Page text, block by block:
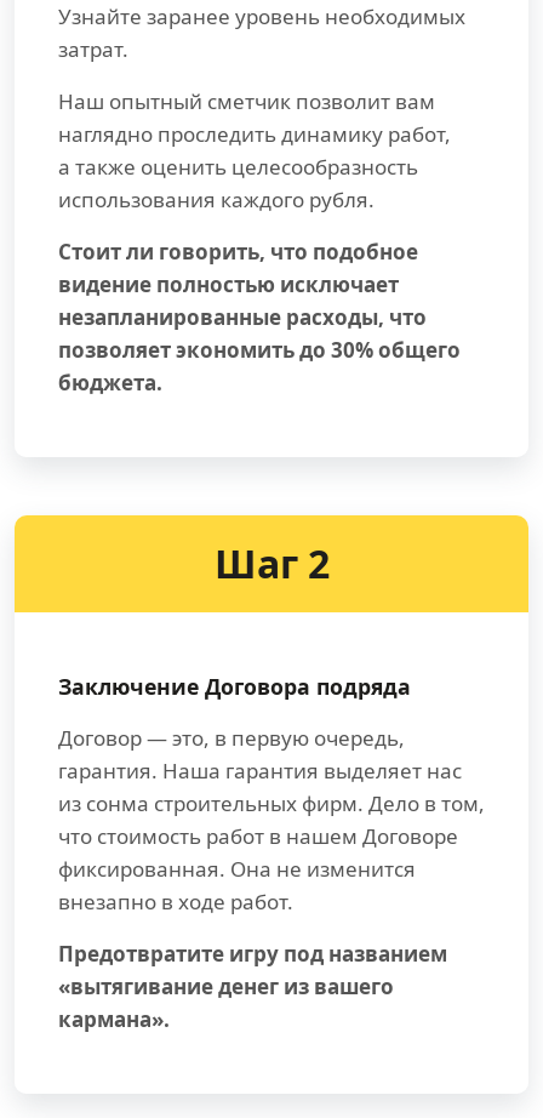
Узнайте заранее уровень необходимых
затрат.
Наш опытный сметчик позволит вам
наглядно проследить динамику работ,
а также оценить целесообразность
использования каждого рубля.
Стоит ли говорить, что подобное
видение полностью исключает
незапланированные расходы, что
позволяет экономить до 30% общего
бюджета.
Шаг 2
Заключение Договора подряда
Договор — это, в первую очередь,
гарантия. Наша гарантия выделяет нас
из сонма строительных фирм. Дело в том,
что стоимость работ в нашем Договоре
фиксированная. Она не изменится
внезапно в ходе работ.
Предотвратите игру под названием
«вытягивание денег из вашего
кармана».